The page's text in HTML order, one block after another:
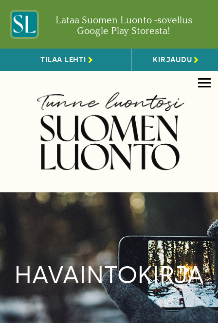
Lataa Suomen Luonto -sovellus
Google Play Storesta!
TILAA LEHTI KIRJAUDU
HAVAINTOKIRJA